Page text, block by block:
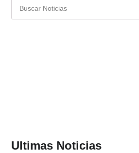
Ultimas Noticias